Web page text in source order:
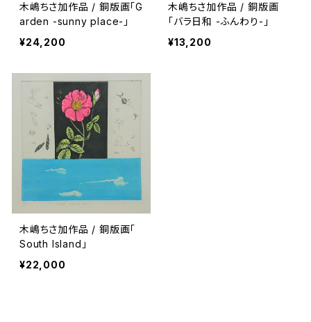
木嶋ちさ加作品 / 銅版画「G
arden -sunny place-」
¥24,200
木嶋ちさ加作品 / 銅版画
「バラ日和 -ふんわり-」
¥13,200
木嶋ちさ加作品 / 銅版画「
South Island」
¥22,000